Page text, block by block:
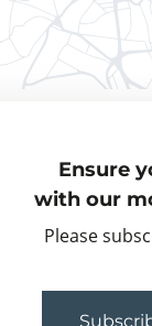
Ensure
with our
Please